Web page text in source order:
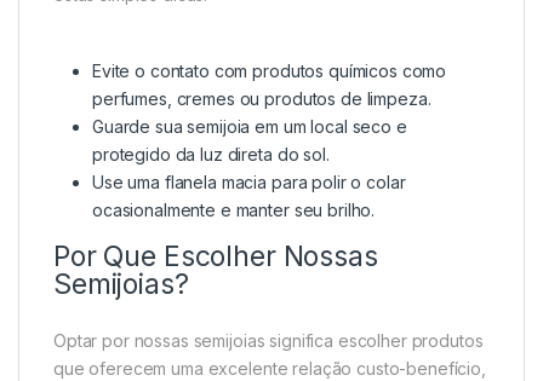
Evite o contato com produtos químicos como
perfumes, cremes ou produtos de limpeza.
Guarde sua semijoia em um local seco e
protegido da luz direta do sol.
Use uma flanela macia para polir o colar
ocasionalmente e manter seu brilho.
Por Que Escolher Nossas
Semijoias?
Optar por nossas semijoias significa escolher produtos
que oferecem uma excelente relação custo-benefício,